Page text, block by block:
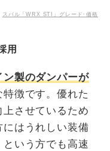
スバル「WRX STI」グレード･価格
用
ン製のダンパーが
徴です。優れた
させているため
はうれしい装備
いう方でも高速